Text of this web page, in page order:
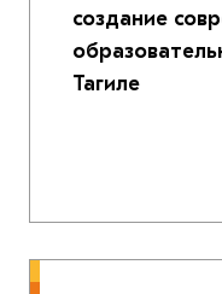
создание
Тагиле